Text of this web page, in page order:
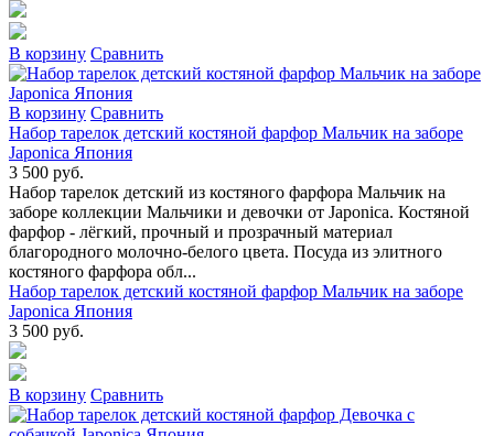
В коpзину Сpавнить
В коpзину Сpавнить
Набор тарелок детский костяной фарфор Мальчик на заборе
Japonica Япония
3 500 руб.
Набор тарелок детский из костяного фарфора Мальчик на
заборе коллекции Мальчики и девочки от Japonica. Костяной
фарфор - лёгкий, прочный и прозрачный материал
благородного молочно-белого цвета. Посуда из элитного
костяного фарфора обл...
Набор тарелок детский костяной фарфор Мальчик на заборе
Japonica Япония
3 500 руб.
В коpзину Сpавнить